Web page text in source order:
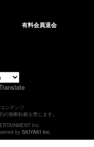
有料会員退会
ンテンツ
無断転載を禁じます。
Inc.
by SKIYAKI Inc.